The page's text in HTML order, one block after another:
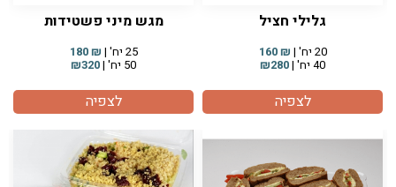
גלילי חציל
20 יח' | ₪
160
40 יח' | ₪280
לצפיה
מגש מיני פשטידות
25 יח' | ₪
180
50 יח' | ₪320
לצפיה